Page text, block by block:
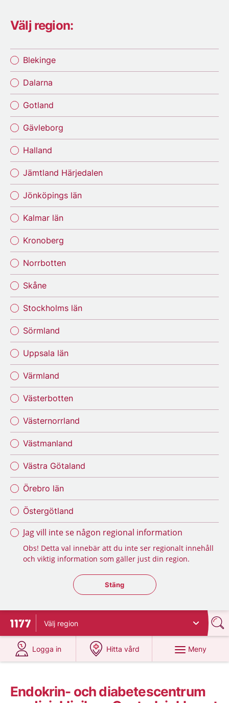
Välj region:
Blekinge
Dalarna
Gotland
Gävleborg
Halland
Jämtland Härjedalen
Jönköpings län
Kalmar län
Kronoberg
Norrbotten
Skåne
Stockholms län
Sörmland
Uppsala län
Värmland
Västerbotten
Västernorrland
Västmanland
Västra Götaland
Örebro län
Östergötland
Jag vill inte se någon regional information
Obs! Detta val innebär att du inte ser regionalt innehåll
och viktig information som gäller just din region.
Stäng regionsväljaren
Stäng
Till startsidan för 1177
Välj region
Logga in
på 1177.se
Hitta vård
på 1177.se
Meny
Endokrin- och diabetescentrum